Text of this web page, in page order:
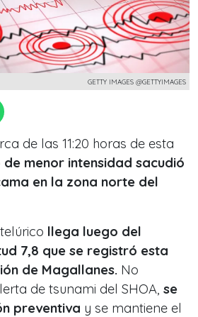
GETTY IMAGES @GETTYIMAGES
de las 11:20 horas de esta
de menor intensidad sacudió
en la zona norte del
llega luego del
7,8 que se registró esta
de Magallanes. No
de tsunami del SHOA, se
preventiva y se mantiene el